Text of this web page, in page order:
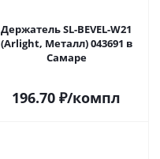
Держатель SL-BEVEL-W21
(Arlight, Металл) 043691 в
Самаре
196.70 ₽/компл